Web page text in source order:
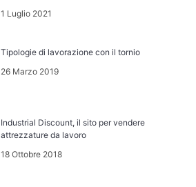
1 Luglio 2021
Tipologie di lavorazione con il tornio
26 Marzo 2019
Industrial Discount, il sito per vendere
attrezzature da lavoro
18 Ottobre 2018